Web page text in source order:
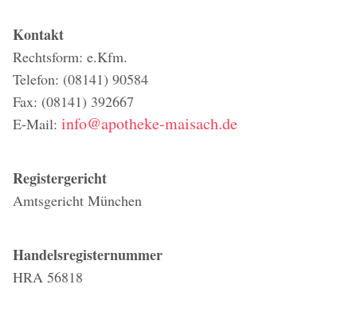
Kontakt
Rechtsform: e.Kfm.
Telefon: (08141) 90584
Fax: (08141) 392667
E-Mail: info@apotheke-maisach.de
Registergericht
Amtsgericht München
Handelsregisternummer
HRA 56818